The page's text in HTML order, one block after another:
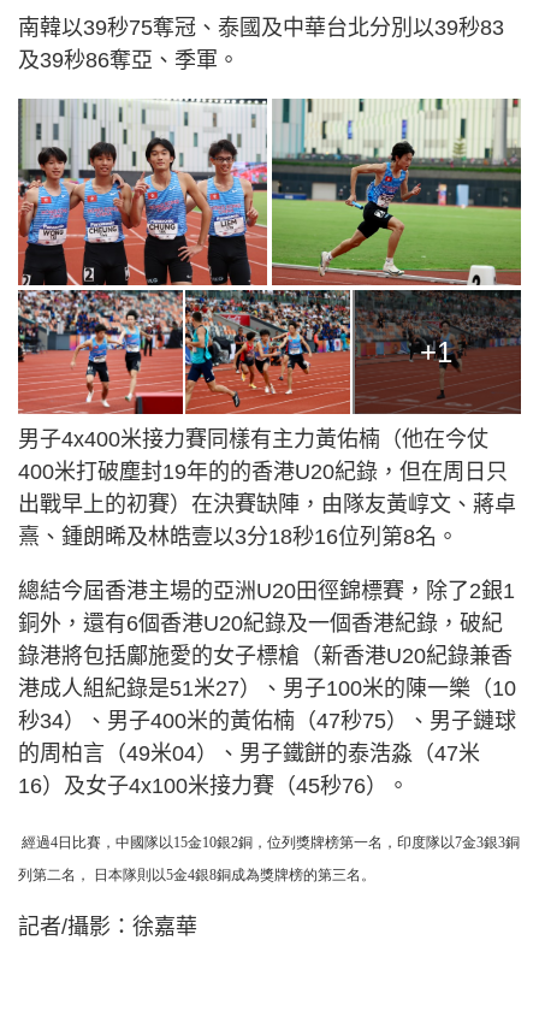
南韓以39秒75奪冠、泰國及中華台北分別以39秒83
及39秒86奪亞、季軍。
+1
男子4x400米接力賽同樣有主力黃佑楠（他在今仗
400米打破塵封19年的的香港U20紀錄，但在周日只
出戰早上的初賽）在決賽缺陣，由隊友黃崞文、蔣卓
熹、鍾朗晞及林皓壹以3分18秒16位列第8名。
總結今屆香港主場的亞洲U20田徑錦標賽，除了2銀1
銅外，還有6個香港U20紀錄及一個香港紀錄，破紀
錄港將包括鄺施愛的女子標槍（新香港U20紀錄兼香
港成人組紀錄是51米27）、男子100米的陳一樂（10
秒34）、男子400米的黃佑楠（47秒75）、男子鏈球
的周柏言（49米04）、男子鐵餅的泰浩淼（47米
16）及女子4x100米接力賽（45秒76）。
經過4日比賽，中國隊以15金10銀2銅，位列獎牌榜第一名，印度隊以7金3銀3銅
列第二名， 日本隊則以5金4銀8銅成為獎牌榜的第三名。
記者/攝影：徐嘉華